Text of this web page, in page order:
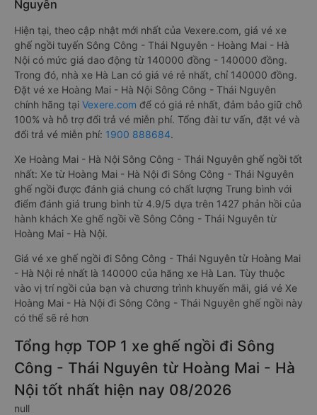
Nguyên
Hiện tại, theo cập nhật mới nhất của Vexere.com, giá vé xe
ghế ngồi tuyến Sông Công - Thái Nguyên - Hoàng Mai - Hà
Nội có mức giá dao động từ 140000 đồng - 140000 đồng.
Trong đó, nhà xe Hà Lan có giá vé rẻ nhất, chỉ 140000 đồng.
Đặt vé xe Hoàng Mai - Hà Nội Sông Công - Thái Nguyên
chính hãng tại Vexere.com để có giá rẻ nhất, đảm bảo giữ chỗ
100% và hỗ trợ đổi trả vé miễn phí. Tổng đài tư vấn, đặt vé và
đổi trả vé miễn phí: 1900 888684.
Xe Hoàng Mai - Hà Nội Sông Công - Thái Nguyên ghế ngồi tốt
nhất: Xe từ Hoàng Mai - Hà Nội đi Sông Công - Thái Nguyên
ghế ngồi được đánh giá chung có chất lượng Trung bình với
điểm đánh giá trung bình từ 4.9/5 dựa trên 1427 phản hồi của
hành khách Xe ghế ngồi về Sông Công - Thái Nguyên từ
Hoàng Mai - Hà Nội.
Giá vé xe ghế ngồi đi Sông Công - Thái Nguyên từ Hoàng Mai
- Hà Nội rẻ nhất là 140000 của hãng xe Hà Lan. Tùy thuộc
vào vị trí ngồi của bạn và chương trình khuyến mãi, giá vé Xe
Hoàng Mai - Hà Nội đi Sông Công - Thái Nguyên ghế ngồi này
có thể sẽ rẻ hơn
Tổng hợp TOP 1 xe ghế ngồi đi Sông
Công - Thái Nguyên từ Hoàng Mai - Hà
Nội tốt nhất hiện nay 08/2026
null